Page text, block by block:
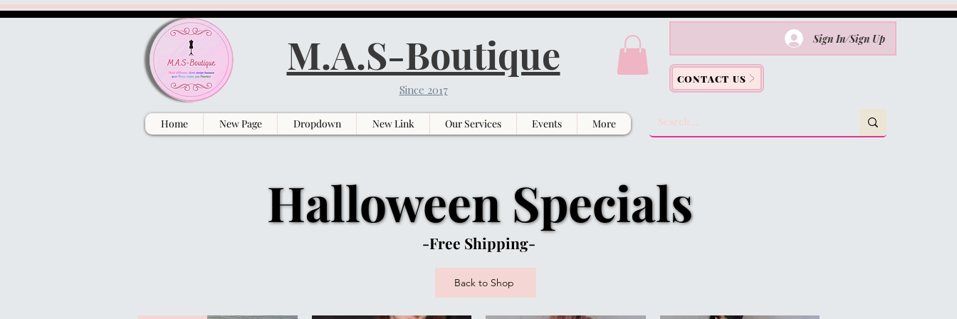
M.A.S-Boutique
Since 2017
Sign In/Sign Up
CONTACT US
Home New Page Dropdown New Link Our Services Events More
-Free Shipping-
Halloween Specials
Halloween Specials
Back to Shop